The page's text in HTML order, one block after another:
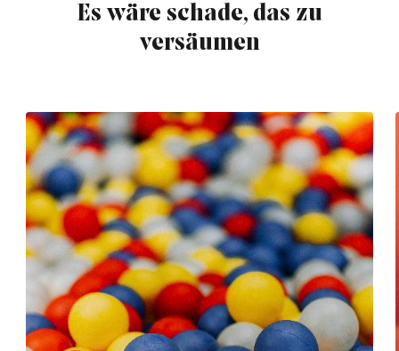
Es wäre schade, das zu
versäumen